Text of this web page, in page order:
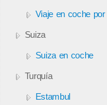
Viaje en coche
Suiza
Suiza en coche
Turquía
Estambul